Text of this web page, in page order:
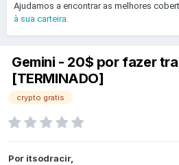
Ajudamos a encontrar as melhores
à sua carteira.
Gemini - 20$ por fazer
[TERMINADO]
crypto gratis
Por itsodracir,